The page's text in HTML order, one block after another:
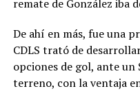
remate de González iba
De ahí en más, fue una
CDLS trató de
opciones de gol, ante un
terreno, con la ventaja